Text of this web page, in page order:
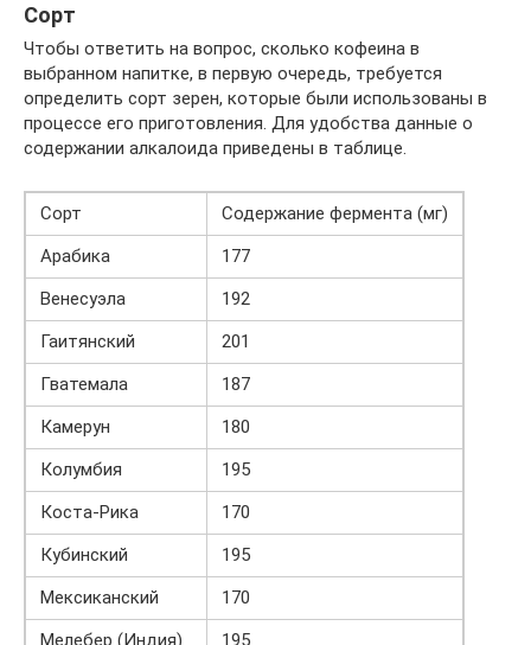
Сорт
Чтобы ответить на вопрос, сколько кофеина в
выбранном напитке, в первую очередь, требуется
определить сорт зерен, которые были использованы в
процессе его приготовления. Для удобства данные о
содержании алкалоида приведены в таблице.
Сорт
Содержание фермента (мг)
Арабика
177
Венесуэла
192
Гаитянский
201
Гватемала
187
Камерун
180
Колумбия
195
Коста-Рика
170
Кубинский
195
Мексиканский
170
Мелебер (Индия)
195